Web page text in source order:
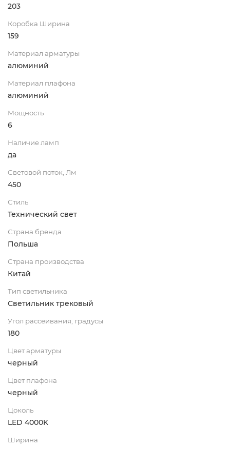
203
Коробка Ширина
159
Материал арматуры
алюминий
Материал плафона
алюминий
Мощность
6
Наличие ламп
да
Световой поток, Лм
450
Стиль
Технический свет
Страна бренда
Польша
Страна производства
Китай
Тип светильника
Светильник трековый
Угол рассеивания, градусы
180
Цвет арматуры
черный
Цвет плафона
черный
Цоколь
LED 4000K
Ширина